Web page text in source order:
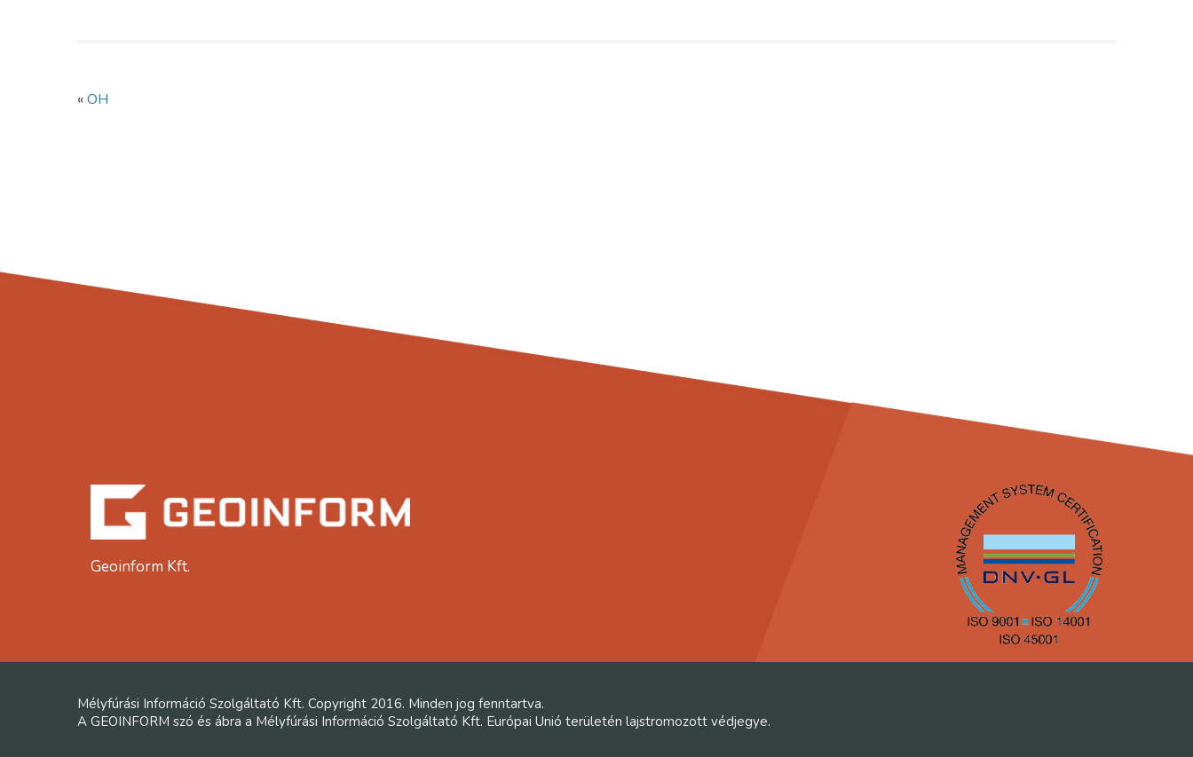
« OH
Geoinform Kft.
Mélyfúrási Információ Szolgáltató Kft. Copyright 2016. Minden jog fenntartva.
A GEOINFORM szó és ábra a Mélyfúrási Információ Szolgáltató Kft. Európai Unió területén lajstromozott védjegye.